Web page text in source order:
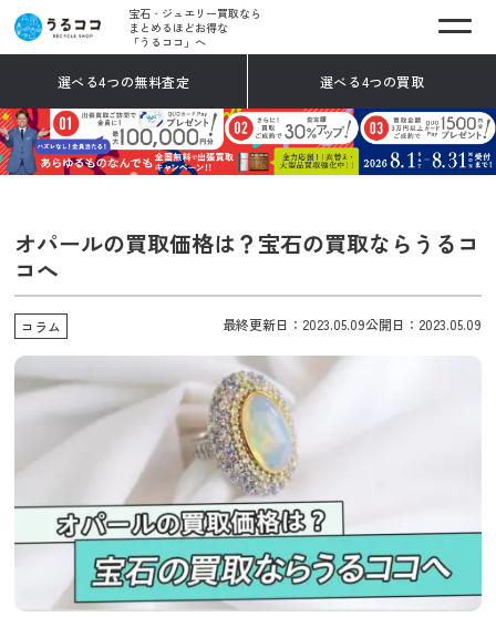
宝石・ジュエリー買取なら
まとめるほどお得な
「うるココ」へ
選べる4つの無料査定 選べる4つの買取
オパールの買取価格は？宝石の買取ならうるコ
コへ
コラム 最終更新日：2023.05.09公開日：2023.05.09